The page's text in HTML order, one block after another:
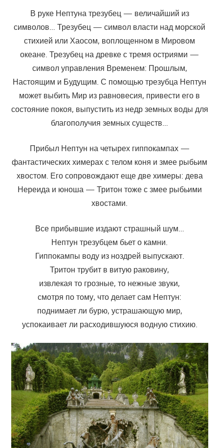
В руке Нептуна трезубец — величайший из
символов… Трезубец — символ власти над морской
стихией или Хаосом, воплощенном в Мировом
океане. Трезубец на древке с тремя остриями —
символ управления Временем: Прошлым,
Настоящим и Будущим. С помощью трезубца Нептун
может выбить Мир из равновесия, привести его в
состояние покоя, выпустить из недр земных воды для
благополучия земных существ…
Прибыл Нептун на четырех гиппокампах —
фантастических химерах с телом коня и змее рыбьим
хвостом. Его сопровождают еще две химеры: дева
Нереида и юноша — Тритон тоже с змее рыбьими
хвостами.
Все прибывшие издают страшный шум…
Нептун трезубцем бьет о камни.
Гиппокампы воду из ноздрей выпускают.
Тритон трубит в витую раковину,
извлекая то грозные, то нежные звуки,
смотря по тому, что делает сам Нептун:
поднимает ли бурю, устрашающую мир,
успокаивает ли расходившуюся водную стихию.